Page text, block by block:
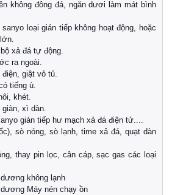
không đông đá, ngăn dươi làm mát bình
loại gián tiếp không hoạt động, hoặc
xả đá tự động.
ra ngoài.
giật vỏ tủ.
tiếng ù.
khét.
xì dàn.
gián tiếp hư mạch xả đá điện tử....
sò nóng, sò lạnh, time xả đá, quạt dàn
thay pin lọc, cân cáp, sạc gas các loại
không lạnh
Máy nén chạy ồn